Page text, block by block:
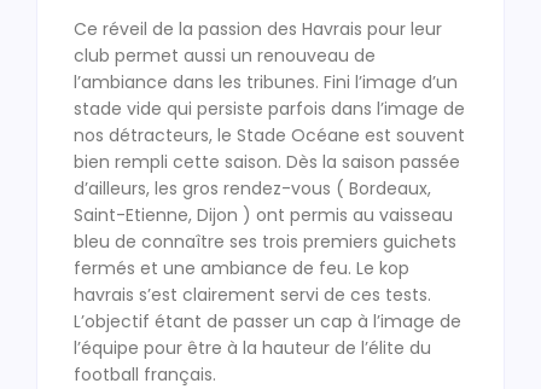
Ce réveil de la passion des Havrais pour leur
club permet aussi un renouveau de
l’ambiance dans les tribunes. Fini l’image d’un
stade vide qui persiste parfois dans l’image de
nos détracteurs, le Stade Océane est souvent
bien rempli cette saison. Dès la saison passée
d’ailleurs, les gros rendez-vous ( Bordeaux,
Saint-Etienne, Dijon ) ont permis au vaisseau
bleu de connaître ses trois premiers guichets
fermés et une ambiance de feu. Le kop
havrais s’est clairement servi de ces tests.
L’objectif étant de passer un cap à l’image de
l’équipe pour être à la hauteur de l’élite du
football français.